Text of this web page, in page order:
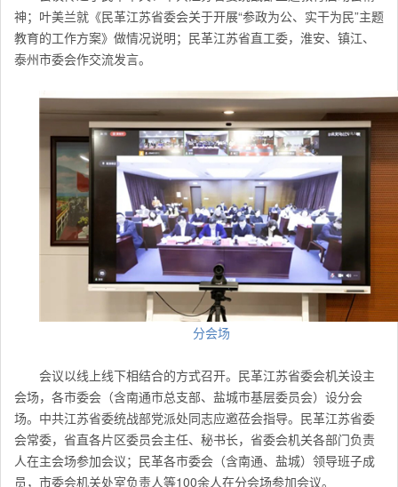
神；叶美兰就《民革江苏省委会关于开展“参政为公、实干为民”主题
教育的工作方案》做情况说明；民革江苏省直工委，淮安、镇江、
泰州市委会作交流发言。
分会场
会议以线上线下相结合的方式召开。民革江苏省委会机关设主
会场，各市委会（含南通市总支部、盐城市基层委员会）设分会
场。中共江苏省委统战部党派处同志应邀莅会指导。民革江苏省委
会常委，省直各片区委员会主任、秘书长，省委会机关各部门负责
人在主会场参加会议；民革各市委会（含南通、盐城）领导班子成
员，市委会机关处室负责人等100余人在分会场参加会议。